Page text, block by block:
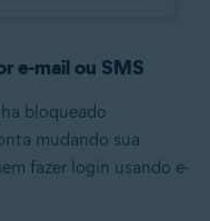
e-mail ou SMS
bloqueado
mudando sua
fazer login usando e-